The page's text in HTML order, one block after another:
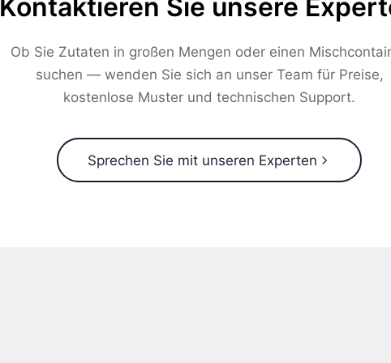
Kontaktieren Sie unsere
Ob Sie Zutaten in großen Mengen oder einen
suchen — wenden Sie sich an unser Team für Preise,
kostenlose Muster und technischen Support.
Sprechen Sie mit unseren Experten